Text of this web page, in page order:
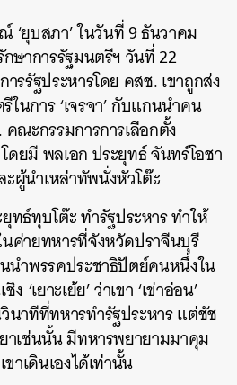
‘ยุบสภา’ ในวันที่ 9 ธันวาคม
ษาการรัฐมนตรีฯ วันที่ 22
รรัฐประหารโดย คสช. เขาถูกส่ง
นการ ‘เจรจา’ กับแกนนำคน
ณะกรรมการการเลือกตั้ง
ยมี พลเอก ประยุทธ์ จันทร์โอชา
ผู้นำเหล่าทัพนั่งหัวโต๊ะ
ทธ์ทุบโต๊ะ ทำรัฐประหาร ทำให้
ค่ายทหารที่จังหวัดปราจีนบุรี
นำพรรคประชาธิปัตย์คนหนึ่งใน
‘เยาะเย้ย’ ว่าเขา ‘เข่าอ่อน’
นาทีที่ทหารทำรัฐประหาร แต่ชัช
าเช่นนั้น มีทหารพยายามมาคุม
าเดินเองได้เท่านั้น